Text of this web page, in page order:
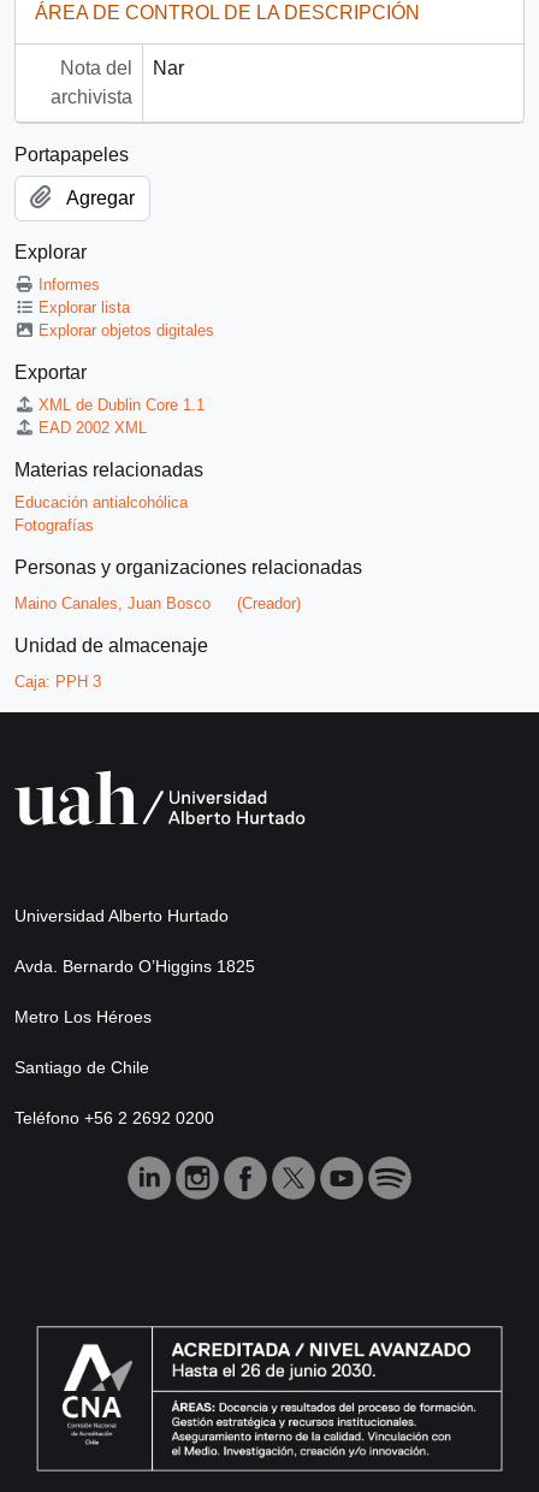
ÁREA DE CONTROL DE LA DESCRIPCIÓN
Nota del
archivista
Nar
Portapapeles
Agregar
Explorar
Informes
Explorar lista
Explorar objetos digitales
Exportar
XML de Dublin Core 1.1
EAD 2002 XML
Materias relacionadas
Educación antialcohólica
Fotografías
Personas y organizaciones relacionadas
Maino Canales, Juan Bosco (Creador)
Unidad de almacenaje
Caja: PPH 3
Universidad Alberto Hurtado
Avda. Bernardo O’Higgins 1825
Metro Los Héroes
Santiago de Chile
Teléfono +56 2 2692 0200